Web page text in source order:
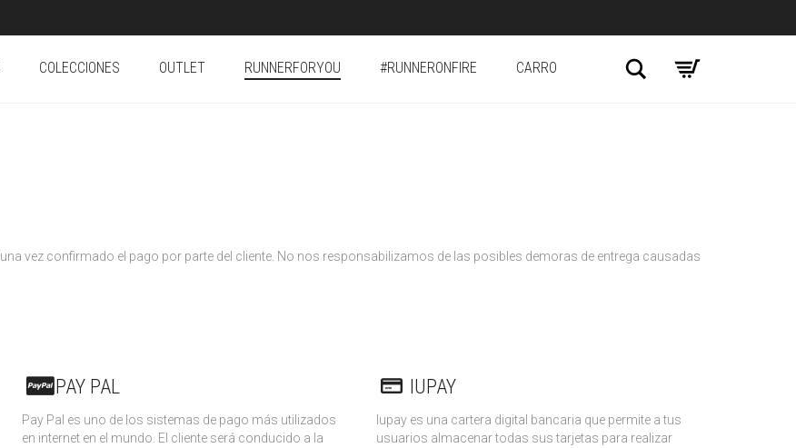
COLECCIONES OUTLET RUNNERFORYOU #RUNNERONFIRE CARRO Search
una vez confirmado el pago por parte del cliente. No nos responsabilizamos de las posibles demoras de entrega causadas
PAY PAL
Pay Pal es uno de los sistemas de pago más utilizados
en internet en el mundo. El cliente será conducido a la
IUPAY
Iupay es una cartera digital bancaria que permite a tus
usuarios almacenar todas sus tarjetas para realizar